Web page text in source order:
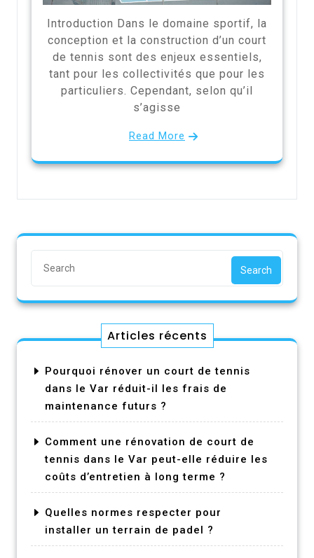
Introduction Dans le domaine sportif, la
conception et la construction d’un court
de tennis sont des enjeux essentiels,
tant pour les collectivités que pour les
particuliers. Cependant, selon qu’il
s’agisse
Read More
Search
Articles récents
Pourquoi rénover un court de tennis
dans le Var réduit-il les frais de
maintenance futurs ?
Comment une rénovation de court de
tennis dans le Var peut-elle réduire les
coûts d’entretien à long terme ?
Quelles normes respecter pour
installer un terrain de padel ?